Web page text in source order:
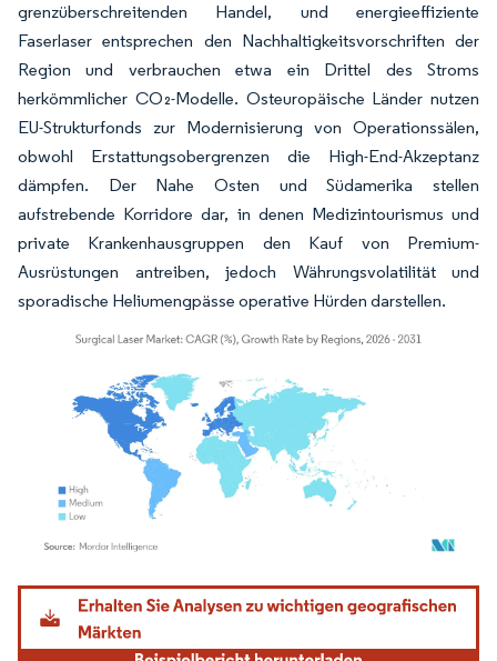
grenzüberschreitenden Handel, und energieeffiziente
Faserlaser entsprechen den Nachhaltigkeitsvorschriften der
Region und verbrauchen etwa ein Drittel des Stroms
herkömmlicher CO₂-Modelle. Osteuropäische Länder nutzen
EU-Strukturfonds zur Modernisierung von Operationssälen,
obwohl Erstattungsobergrenzen die High-End-Akzeptanz
dämpfen. Der Nahe Osten und Südamerika stellen
aufstrebende Korridore dar, in denen Medizintourismus und
private Krankenhausgruppen den Kauf von Premium-
Ausrüstungen antreiben, jedoch Währungsvolatilität und
sporadische Heliumengpässe operative Hürden darstellen.
Bild © Mordor Intelligence. Wiederverwendung erfordert Namensnennung gemäß